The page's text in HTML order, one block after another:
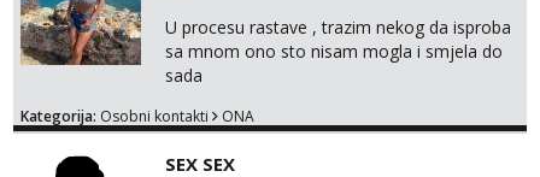
U procesu rastave , trazim nekog da isproba
sa mnom ono sto nisam mogla i smjela do
sada
Kategorija: Osobni kontakti ONA
SEX SEX